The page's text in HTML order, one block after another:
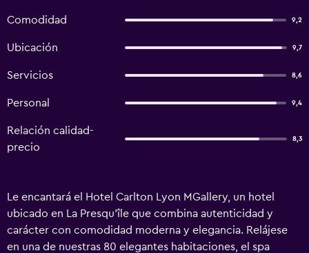
Comodidad 9,2
Ubicación 9,7
Servicios 8,6
Personal 9,4
Relación calidad-
precio
8,3
Le encantará el Hotel Carlton Lyon MGallery, un hotel
ubicado en La Presqu'île que combina autenticidad y
carácter con comodidad moderna y elegancia. Relájese
en una de nuestras 80 elegantes habitaciones, el spa